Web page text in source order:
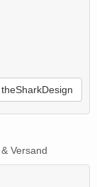
Versand